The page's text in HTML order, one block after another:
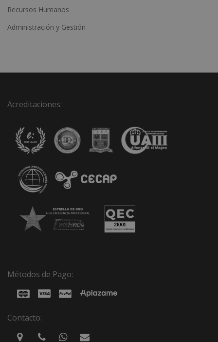
Recursos Humanos
Administración y Gestión
Acreditaciones:
Métodos de Pago:
Contacto: